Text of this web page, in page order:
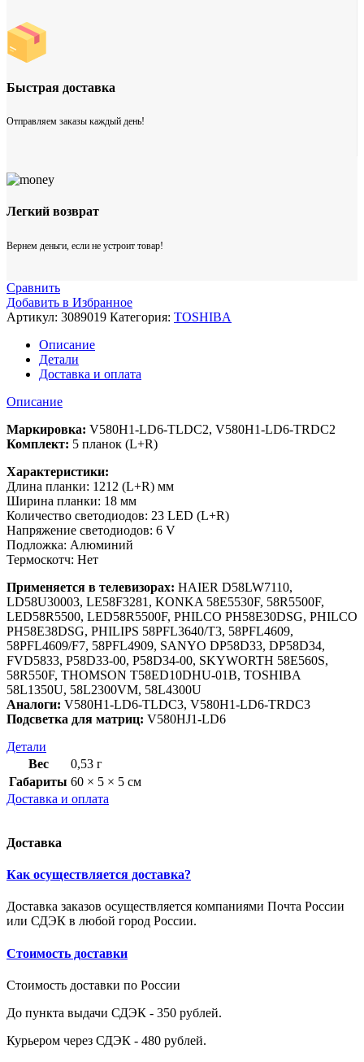
Быстрая доставка
Отправляем заказы каждый день!
Легкий возврат
Вернем деньги, если не устроит товар!
Сравнить
Добавить в Избранное
Артикул: 3089019 Категория: TOSHIBA
Описание
Детали
Доставка и оплата
Описание
Маркировка: V580H1-LD6-TLDC2, V580H1-LD6-TRDC2
Комплект: 5 планок (L+R)
Характеристики:
Длина планки: 1212 (L+R) мм
Ширина планки: 18 мм
Количество светодиодов: 23 LED (L+R)
Напряжение светодиодов: 6 V
Подложка: Алюминий
Термоскотч: Нет
Применяется в телевизорах: HAIER D58LW7110,
LD58U30003, LE58F3281, KONKA 58E5530F, 58R5500F,
LED58R5500, LED58R5500F, PHILCO PH58E30DSG, PHILCO
PH58E38DSG, PHILIPS 58PFL3640/T3, 58PFL4609,
58PFL4609/F7, 58PFL4909, SANYO DP58D33, DP58D34,
FVD5833, P58D33-00, P58D34-00, SKYWORTH 58E560S,
58R550F, THOMSON T58ED10DHU-01B, TOSHIBA
58L1350U, 58L2300VM, 58L4300U
Аналоги: V580H1-LD6-TLDC3, V580H1-LD6-TRDC3
Подсветка для матриц: V580HJ1-LD6
Детали
Вес
0,53 г
Габариты 60 × 5 × 5 см
Доставка и оплата
Доставка
Как осуществляется доставка?
Доставка заказов осуществляется компаниями Почта России
или СДЭК в любой город России.
Стоимость доставки
Стоимость доставки по России
До пункта выдачи СДЭК - 350 рублей.
Курьером через СДЭК - 480 рублей.